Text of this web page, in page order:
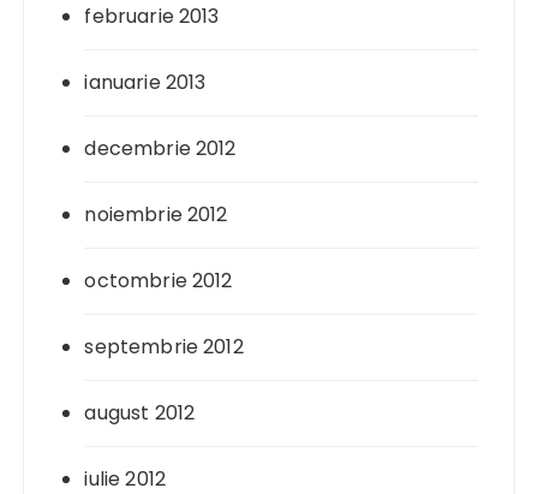
februarie 2013
ianuarie 2013
decembrie 2012
noiembrie 2012
octombrie 2012
septembrie 2012
august 2012
iulie 2012